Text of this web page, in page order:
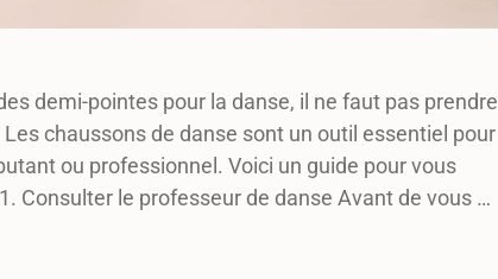
demi-pointes pour la danse, il ne faut pas prendre
chaussons de danse sont un outil essentiel pour
ou professionnel. Voici un guide pour vous
Consulter le professeur de danse Avant de vous …